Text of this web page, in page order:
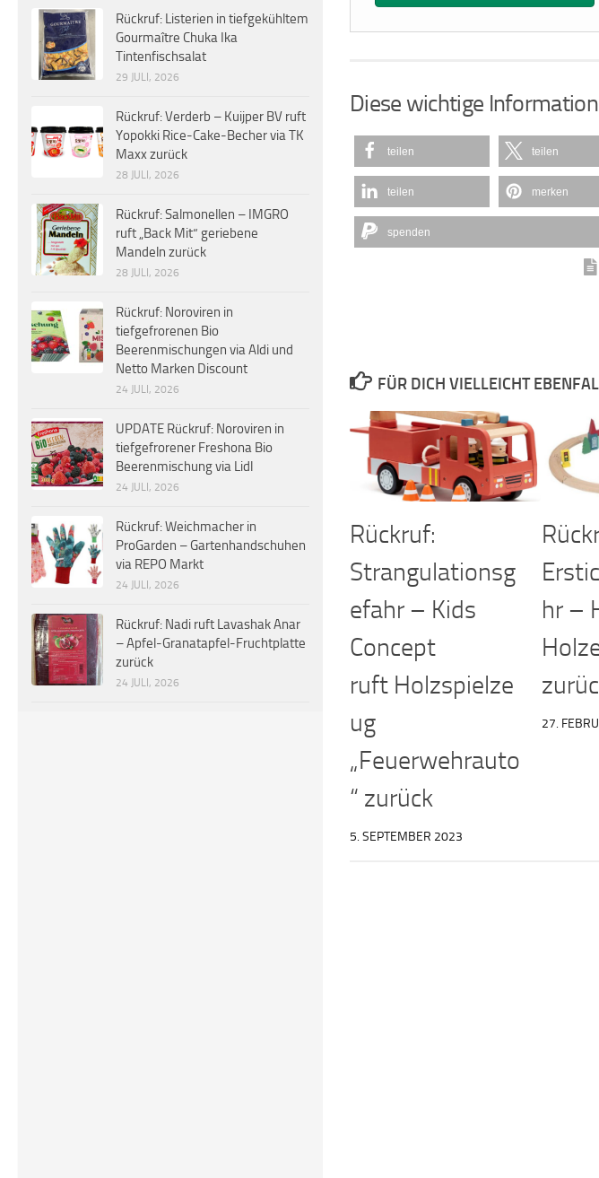
Diese wichtige
teilen teilen
teilen merken
spenden
FÜR DICH VIELLEICHT
Rückruf:
Strangulationsg
efahr – Kids
Concept
ruft Holzspielze
ug
„Feuerwehrauto
“ zurück
5. SEPTEMBER 2023
hr –
27.
Rückruf: Listerien in tiefgekühltem
Gourmaître Chuka Ika
Tintenfischsalat
29 JULI, 2026
Rückruf: Verderb – Kuijper BV ruft
Yopokki Rice-Cake-Becher via TK
Maxx zurück
28 JULI, 2026
Rückruf: Salmonellen – IMGRO
ruft „Back Mit“ geriebene
Mandeln zurück
28 JULI, 2026
Rückruf: Noroviren in
tiefgefrorenen Bio
Beerenmischungen via Aldi und
Netto Marken Discount
24 JULI, 2026
UPDATE Rückruf: Noroviren in
tiefgefrorener Freshona Bio
Beerenmischung via Lidl
24 JULI, 2026
Rückruf: Weichmacher in
ProGarden – Gartenhandschuhen
via REPO Markt
24 JULI, 2026
Rückruf: Nadi ruft Lavashak Anar
– Apfel-Granatapfel-Fruchtplatte
zurück
24 JULI, 2026